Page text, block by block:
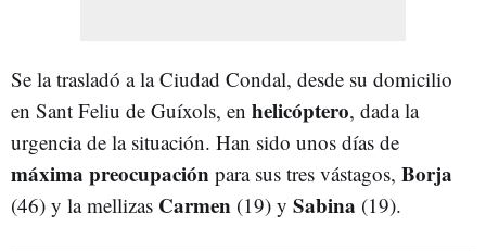
Se la trasladó a la Ciudad Condal, desde su domicilio
en Sant Feliu de Guíxols, en helicóptero, dada la
urgencia de la situación. Han sido unos días de
máxima preocupación para sus tres vástagos, Borja
(46) y la mellizas Carmen (19) y Sabina (19).